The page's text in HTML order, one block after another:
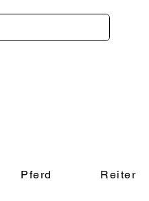
Pferd Reiter